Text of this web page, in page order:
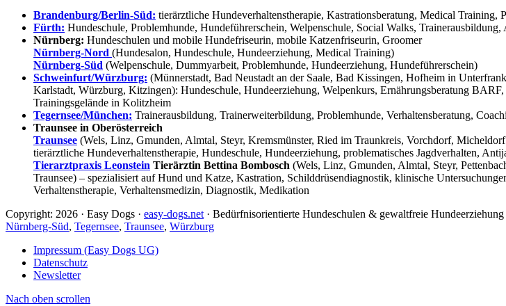
Brandenburg/Berlin-Süd: tierärztliche Hundeverhaltenstherapie, Kastrationsberatung, Medical Training,
Fürth: Hundeschule, Problemhunde, Hundeführerschein, Welpenschule, Social Walks, Trainerausbildung,
Nürnberg: Hundeschulen und mobile Hundefriseurin, mobile Katzenfriseurin, Groomer
Nürnberg-Nord (Hundesalon, Hundeschule, Hundeerziehung, Medical Training)
Nürnberg-Süd (Welpenschule, Dummyarbeit, Problemhunde, Hundeerziehung, Hundeführerschein)
Schweinfurt/Würzburg: (Münnerstadt, Bad Neustadt an der Saale, Bad Kissingen, Hofheim in
Karlstadt, Würzburg, Kitzingen): Hundeschule, Hundeerziehung, Welpenkurs, Ernährungsberatung
Trainingsgelände in Kolitzheim
Tegernsee/München: Trainerausbildung, Trainerweiterbildung, Problemhunde, Verhaltensberatung,
Traunsee in Oberösterreich
Traunsee (Wels, Linz, Gmunden, Almtal, Steyr, Kremsmünster, Ried im Traunkreis, Vorchdorf,
tierärztliche Hundeverhaltenstherapie, Hundeschule, Hundeerziehung, problematisches Jagdverhalten,
Tierarztpraxis Leonstein Tierärztin Bettina Bombosch (Wels, Linz, Gmunden, Almtal, Steyr,
Traunsee) – spezialisiert auf Hund und Katze, Kastration, Schilddrüsendiagnostik, klinische
Verhaltenstherapie, Verhaltensmedizin, Diagnostik, Medikation
Copyright: 2026 · Easy Dogs · easy-dogs.net · Bedürfnisorientierte Hundeschulen & gewaltfreie Hundeerziehung
Nürnberg-Süd, Tegernsee, Traunsee, Würzburg
Impressum (Easy Dogs UG)
Datenschutz
Newsletter
Nach oben scrollen